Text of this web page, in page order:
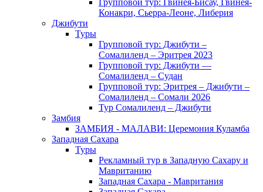
Групповой тур: Гвинея-Бисау, Гвинея-
Конакри, Сьерра-Леоне, Либерия
Джибути
Туры
Групповой тур: Джибути –
Cомалиленд – Эритрея 2023
Групповой тур: Джибути —
Сомалиленд – Судан
Групповой тур: Эритрея – Джибути –
Сомалиленд – Сомали 2026
Тур Cомалиленд – Джибути
Замбия
ЗАМБИЯ - МАЛАВИ: Церемония Куламба
Западная Сахара
Туры
Рекламный тур в Западную Сахару и
Мавританию
Западная Сахара - Мавритания